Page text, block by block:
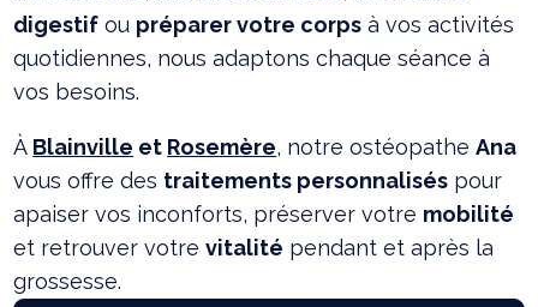
digestif ou préparer votre corps à vos activités
quotidiennes, nous adaptons chaque séance à
vos besoins.
À Blainville et Rosemère, notre ostéopatheAna
vous offre des traitements personnalisés pour
apaiser vos inconforts, préserver votre mobilité
et retrouver votrevitalité pendant et après la
grossesse.